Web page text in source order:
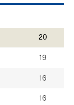
20
19
16
16